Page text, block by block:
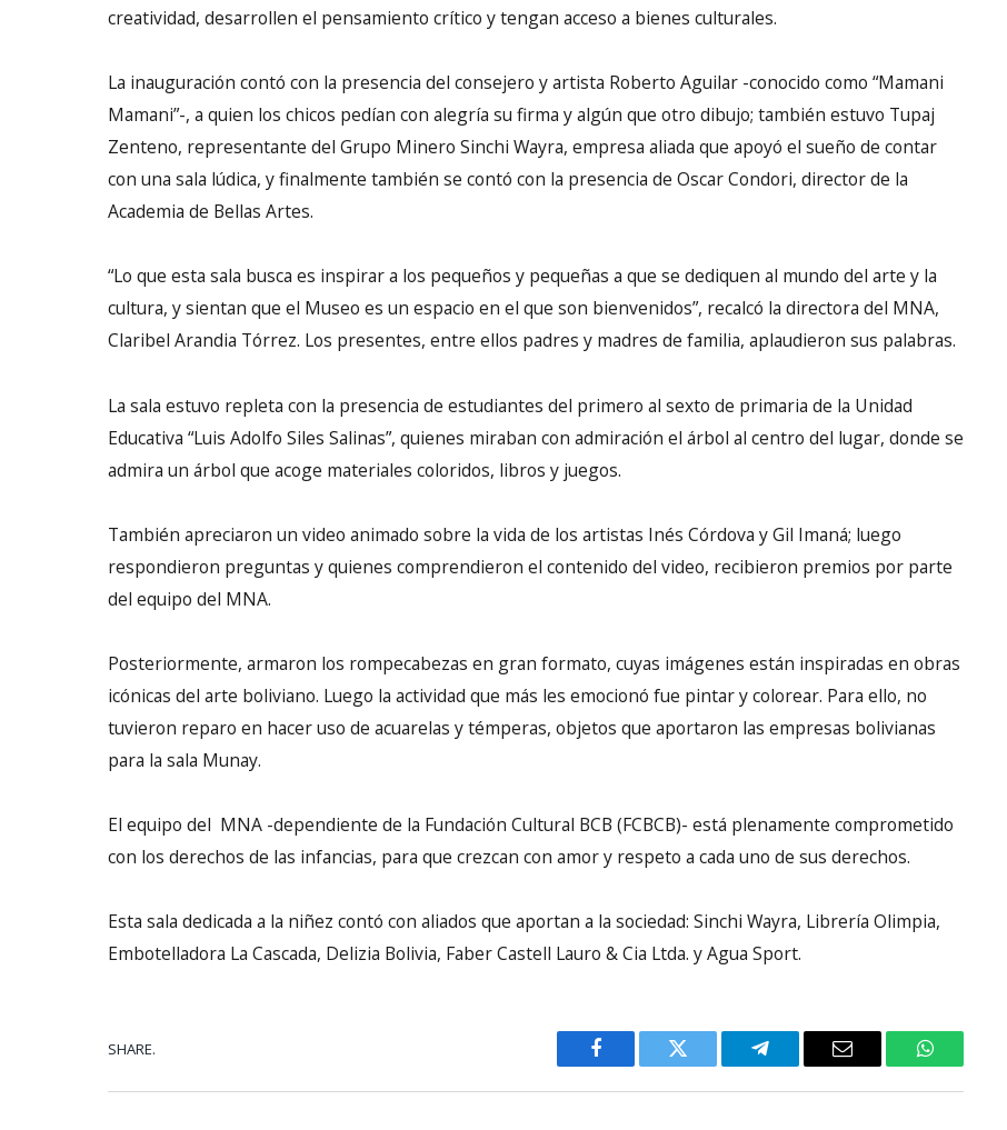
creatividad, desarrollen el pensamiento crítico y tengan acceso a bienes culturales.
La inauguración contó con la presencia del consejero y artista Roberto Aguilar -conocido como “Mamani
Mamani”-, a quien los chicos pedían con alegría su firma y algún que otro dibujo; también estuvo Tupaj
Zenteno, representante del Grupo Minero Sinchi Wayra, empresa aliada que apoyó el sueño de contar
con una sala lúdica, y finalmente también se contó con la presencia de Oscar Condori, director de la
Academia de Bellas Artes.
“Lo que esta sala busca es inspirar a los pequeños y pequeñas a que se dediquen al mundo del arte y la
cultura, y sientan que el Museo es un espacio en el que son bienvenidos”, recalcó la directora del MNA,
Claribel Arandia Tórrez. Los presentes, entre ellos padres y madres de familia, aplaudieron sus palabras.
La sala estuvo repleta con la presencia de estudiantes del primero al sexto de primaria de la Unidad
Educativa “Luis Adolfo Siles Salinas”, quienes miraban con admiración el árbol al centro del lugar, donde se
admira un árbol que acoge materiales coloridos, libros y juegos.
También apreciaron un video animado sobre la vida de los artistas Inés Córdova y Gil Imaná; luego
respondieron preguntas y quienes comprendieron el contenido del video, recibieron premios por parte
del equipo del MNA.
Posteriormente, armaron los rompecabezas en gran formato, cuyas imágenes están inspiradas en obras
icónicas del arte boliviano. Luego la actividad que más les emocionó fue pintar y colorear. Para ello, no
tuvieron reparo en hacer uso de acuarelas y témperas, objetos que aportaron las empresas bolivianas
para la sala Munay.
El equipo del MNA -dependiente de la Fundación Cultural BCB (FCBCB)- está plenamente comprometido
con los derechos de las infancias, para que crezcan con amor y respeto a cada uno de sus derechos.
Esta sala dedicada a la niñez contó con aliados que aportan a la sociedad: Sinchi Wayra, Librería Olimpia,
Embotelladora La Cascada, Delizia Bolivia, Faber Castell Lauro & Cia Ltda. y Agua Sport.
SHARE.
Facebook Twitter Telegram Email WhatsApp